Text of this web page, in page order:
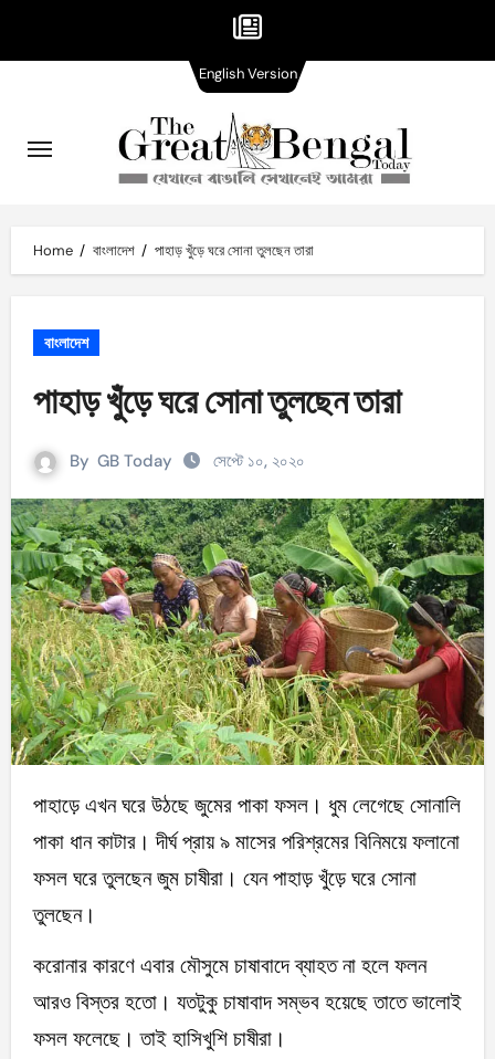
content
Home বাংলাদেশ পাহাড় খুঁড়ে ঘরে সোনা তুলছেন তারা
বাংলাদেশ
পাহাড় খুঁড়ে ঘরে সোনা তুলছেন তারা
By GB Today সেপ্টে ১০, ২০২০
পাহাড়ে এখন ঘরে উঠছে জুমের পাকা ফসল। ধুম লেগেছে সোনালি
পাকা ধান কাটার। দীর্ঘ প্রায় ৯ মাসের পরিশ্রমের বিনিময়ে ফলানো
ফসল ঘরে তুলছেন জুম চাষীরা। যেন পাহাড় খুঁড়ে ঘরে সোনা
তুলছেন।
করোনার কারণে এবার মৌসুমে চাষাবাদে ব্যাহত না হলে ফলন
আরও বিস্তর হতো। যতটুকু চাষাবাদ সম্ভব হয়েছে তাতে ভালোই
ফসল ফলেছে। তাই হাসিখুশি চাষীরা।
English VersionVersion